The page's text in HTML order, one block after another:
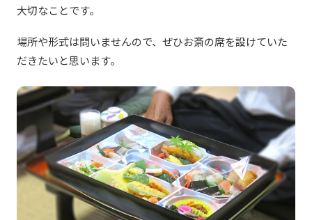
大切なことです。
場所や形式は問いませんので、ぜひお斎の席を設けていた
だきたいと思います。